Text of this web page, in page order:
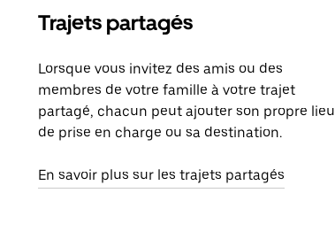
Trajets partagés
Lorsque vous invitez des amis ou des
membres de votre famille à votre trajet
partagé, chacun peut ajouter son propre lieu
de prise en charge ou sa destination.
En savoir plus sur les trajets partagés